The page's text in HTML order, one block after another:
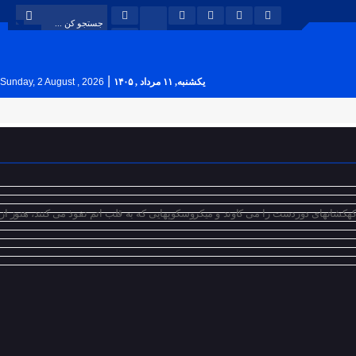
یکشنبه, ۱۱ مرداد , ۱۴۰۵ Sunday, 2 August , 2026
دوردست را می کاوند و میکروسکوپهایی که به قلب اتم نفوذ می‌ کنند، هنوز از